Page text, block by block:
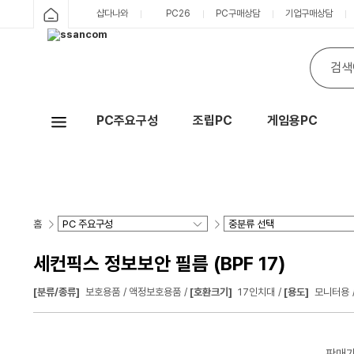
샵다나와 PC26 PC구매상담 기업구매상담
PC주요구성 조립PC 게임용PC
홈
세컨픽스 정보보안 필름 (BPF 17)
[분류/종류] 보호용품 액정보호용품 [호환크기] 17인치대 [용도] 모니터용